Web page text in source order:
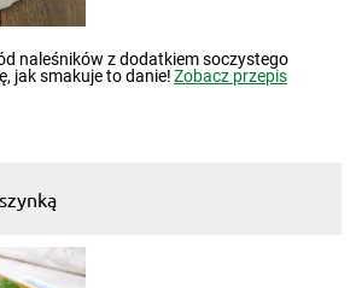
naleśników z dodatkiem soczystego
jak smakuje to danie!Zobacz przepis